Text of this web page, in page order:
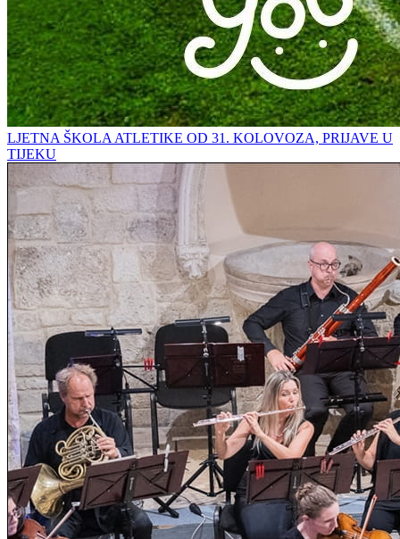
LJETNA ŠKOLA ATLETIKE OD 31. KOLOVOZA, PRIJAVE U
TIJEKU